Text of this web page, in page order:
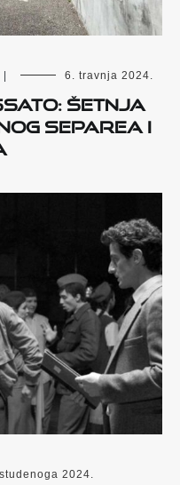
6. travnja 2024.
Šetnja
separea i
2024.